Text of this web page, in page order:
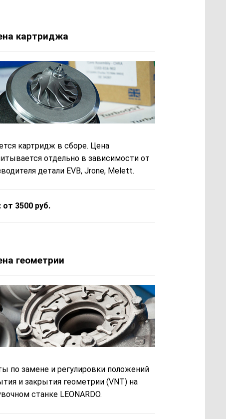
картриджа
картридж в сборе. Цена
отдельно в зависимости от
детали EVB, Jrone, Melett.
от 3500 руб.
геометрии
по замене и регулировки положений
и закрытия геометрии (VNT) на
станке LEONARDO.